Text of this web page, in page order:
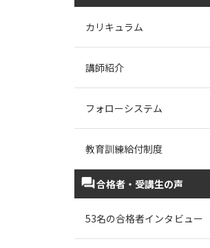
カリキュラム
講師紹介
フォローシステム
教育訓練給付制度
合格者・受講生の声
53名の合格者インタビュー